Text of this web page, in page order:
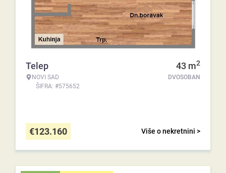
Telep
NOVI SAD
ŠIFRA: #575652
43 m2
DVOSOBAN
Više o nekretnini >
€123.160